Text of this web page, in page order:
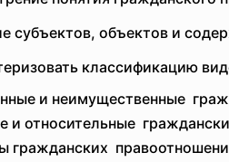
субъектов, объектов и
классификацию
и неимущественные
и относительные
гражданских